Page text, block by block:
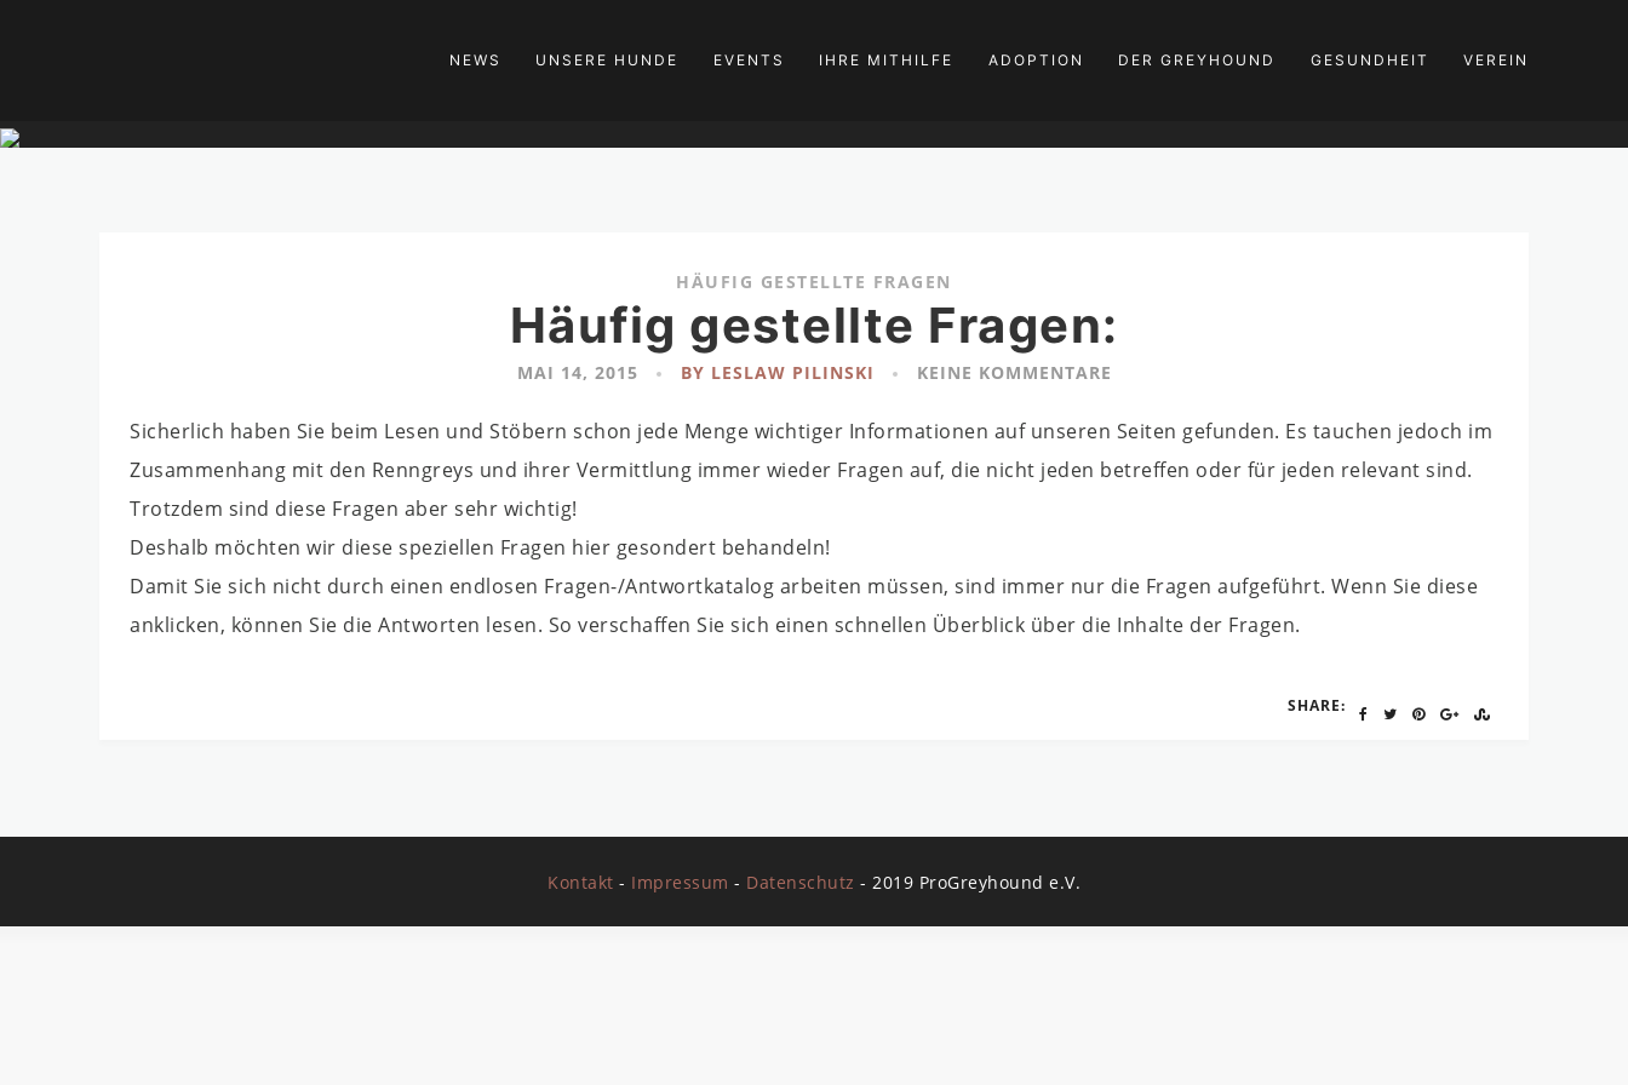
NEWS UNSERE HUNDE EVENTS IHRE MITHILFE ADOPTION DER GREYHOUND GESUNDHEIT VEREIN
HÄUFIG GESTELLTE FRAGEN
Häufig gestellte Fragen:
MAI 14, 2015 BY LESLAW PILINSKI KEINE KOMMENTARE
Sicherlich haben Sie beim Lesen und Stöbern schon jede Menge wichtiger Informationen auf unseren Seiten gefunden. Es tauchen jedoch im
Zusammenhang mit den Renngreys und ihrer Vermittlung immer wieder Fragen auf, die nicht jeden betreffen oder für jeden relevant sind.
Trotzdem sind diese Fragen aber sehr wichtig!
Deshalb möchten wir diese speziellen Fragen hier gesondert behandeln!
Damit Sie sich nicht durch einen endlosen Fragen-/Antwortkatalog arbeiten müssen, sind immer nur die Fragen aufgeführt. Wenn Sie diese
anklicken, können Sie die Antworten lesen. So verschaffen Sie sich einen schnellen Überblick über die Inhalte der Fragen.
SHARE:
Kontakt - Impressum - Datenschutz - 2019 ProGreyhound e.V.